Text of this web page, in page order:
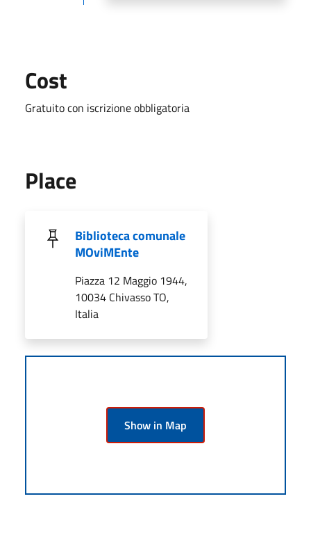
Cost
Gratuito con iscrizione obbligatoria
Place
Biblioteca comunale
MOviMEnte
Piazza 12 Maggio 1944,
10034 Chivasso TO,
Italia
Show in Map